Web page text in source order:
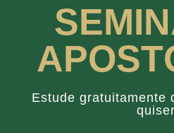
Estude gratuitamente